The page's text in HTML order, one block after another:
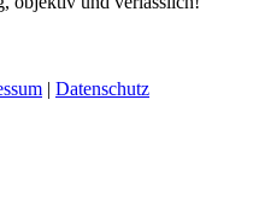
| Datenschutz